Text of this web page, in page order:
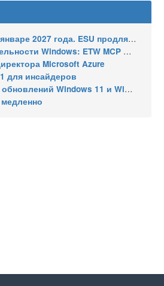
обновления до января 2030 года
ETW MCP и WPA MCP
Microsoft Azure
для инсайдеров
11 и Windows 10 получил улучшения